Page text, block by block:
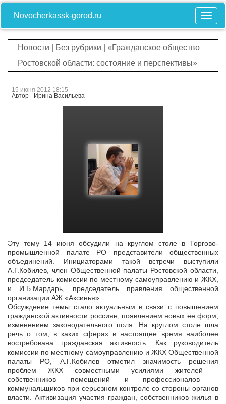
Novocherkassk-gorod.ru
Новости Без рубрики | «Гражданское общество
Ростовской области: состояние и перспективы»
15 июня 2012 18:15
Автор - Ирина Васильева
Эту тему 14 июня обсудили на круглом столе в Торгово-
промышленной палате РО представители общественных
объединений. Инициаторами такой встречи выступили
А.Г.Кобилев, член Общественной палаты Ростовской области,
председатель комиссии по местному самоуправлению и ЖКХ,
и И.Б.Мардарь, председатель правления общественной
организации АЖ «Аксинья».
Обсуждение темы стало актуальным в связи с повышением
гражданской активности россиян, появлением новых ее форм,
изменением законодательного поля. На круглом столе шла
речь о том, в каких сферах в настоящее время наиболее
востребована гражданская активность. Как руководитель
комиссии по местному самоуправлению и ЖКХ Общественной
палаты РО, А.Г.Кобилев отметил значимость решения
проблем ЖКХ совместными усилиями жителей –
собственников помещений и профессионалов –
коммунальщиков при серьезном контроле со стороны органов
власти. Активизация участия граждан, собственников жилья в